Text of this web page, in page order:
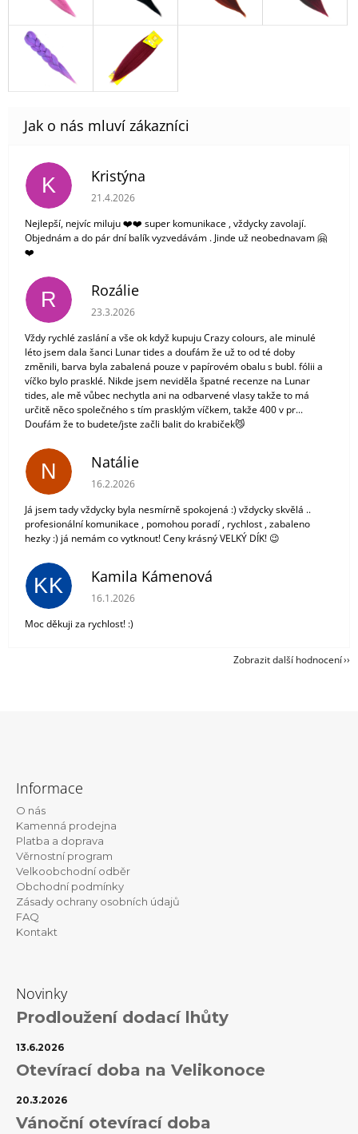
K Kristýna
Hodnocení obchodu je 5 z 5 hvězdiček.
21.4.2026
Nejlepší, nejvíc miluju ❤️❤️ super komunikace , vždycky zavolají.
Objednám a do pár dní balík vyzvedávám . Jinde už neobednavam 🤗
❤️
R Rozálie
Hodnocení obchodu je 3 z 5 hvězdiček.
23.3.2026
Vždy rychlé zaslání a vše ok když kupuju Crazy colours, ale minulé
léto jsem dala šanci Lunar tides a doufám že už to od té doby
změnili, barva byla zabalená pouze v papírovém obalu s bubl. fólii a
víčko bylo prasklé. Nikde jsem neviděla špatné recenze na Lunar
tides, ale mě vůbec nechytla ani na odbarvené vlasy takže to má
určitě něco společného s tím prasklým víčkem, takže 400 v pr...
Doufám že to budete/jste začli balit do krabiček😼
N Natálie
Hodnocení obchodu je 5 z 5 hvězdiček.
16.2.2026
Já jsem tady vždycky byla nesmírně spokojená :) vždycky skvělá ..
profesionální komunikace , pomohou poradí , rychlost , zabaleno
hezky :) já nemám co vytknout! Ceny krásný VELKÝ DÍK! 😉
KK Kamila Kámenová
Hodnocení obchodu je 5 z 5 hvězdiček.
16.1.2026
Moc děkuji za rychlost! :)
Zobrazit další hodnocení
Informace
O nás
Kamenná prodejna
Platba a doprava
Věrnostní program
Velkoobchodní odběr
Obchodní podmínky
Zásady ochrany osobních údajů
FAQ
Kontakt
Novinky
Prodloužení dodací lhůty
13.6.2026
Otevírací doba na Velikonoce
20.3.2026
Vánoční otevírací doba